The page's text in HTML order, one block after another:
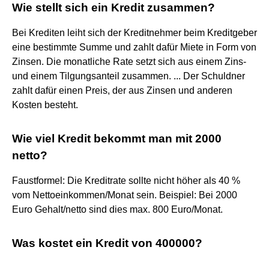
Wie stellt sich ein Kredit zusammen?
Bei Krediten leiht sich der Kreditnehmer beim Kreditgeber
eine bestimmte Summe und zahlt dafür Miete in Form von
Zinsen. Die monatliche Rate setzt sich aus einem Zins-
und einem Tilgungsanteil zusammen. ... Der Schuldner
zahlt dafür einen Preis, der aus Zinsen und anderen
Kosten besteht.
Wie viel Kredit bekommt man mit 2000
netto?
Faustformel: Die Kreditrate sollte nicht höher als 40 %
vom Nettoeinkommen/Monat sein. Beispiel: Bei 2000
Euro Gehalt/netto sind dies max. 800 Euro/Monat.
Was kostet ein Kredit von 400000?